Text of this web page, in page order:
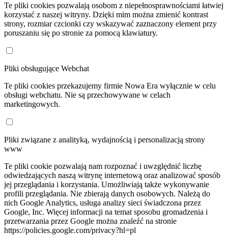
Te pliki cookies pozwalają osobom z niepełnosprawnościami łatwiej
korzystać z naszej witryny. Dzięki mim można zmienić kontrast
strony, rozmiar czcionki czy wskazywać zaznaczony element przy
poruszaniu się po stronie za pomocą klawiatury.
Pliki obsługujące Webchat
Te pliki cookies przekazujemy firmie Nowa Era wyłącznie w celu
obsługi webchatu. Nie są przechowywane w celach
marketingowych.
Pliki związane z analityką, wydajnością i personalizacją strony
www
Te pliki cookie pozwalają nam rozpoznać i uwzględnić liczbę
odwiedzających naszą witrynę internetową oraz analizować sposób
jej przeglądania i korzystania. Umożliwiają także wykonywanie
profili przeglądania. Nie zbierają danych osobowych. Należą do
nich Google Analytics, usługa analizy sieci świadczona przez
Google, Inc. Więcej informacji na temat sposobu gromadzenia i
przetwarzania przez Google można znaleźć na stronie
https://policies.google.com/privacy?hl=pl